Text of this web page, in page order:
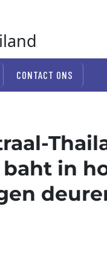
CONTACT ONS
in